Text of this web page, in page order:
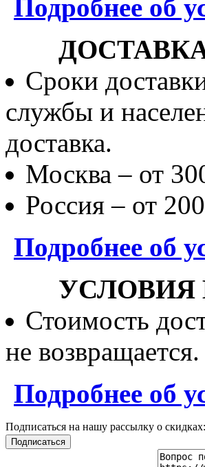
Подробнее об
Сроки
службы и
доставка.
Москва – от
Россия – от
Подробнее об
УСЛОВИЯ
Стоимость
не возвращается.
Подробнее об
Подписаться на нашу рассылку о скидках: